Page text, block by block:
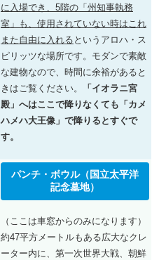
に入場でき、5階の「州知事執務
室」も、使用されていない時はこれ
また自由に入れる というアロハ・ス
ピリッツな場所です。モダンで素敵
な建物なので、時間に余裕があると
きはご覧ください。
「イオラニ宮
殿」へはここで降りなくても「カメ
ハメハ大王像」で降りるとすぐで
す。
パンチ・ボウル（国立太平洋
記念墓地）
（ここは車窓からのみになります）
約47平方メートルもある広大なクレ
ーター内に、第一次世界大戦、朝鮮